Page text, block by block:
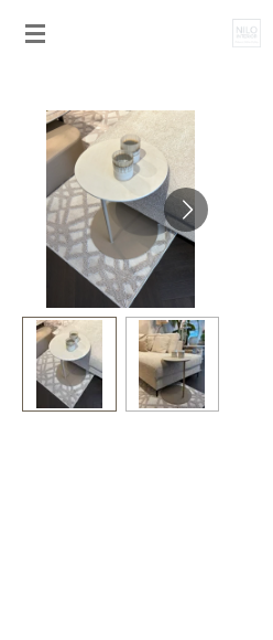
Ga
hoofdinhoud